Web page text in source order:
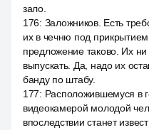
зало.
176: Заложников. Есть
их в чечню под
предложение таково. Их
выпускать. Да, надо их
банду по штабу.
177: Расположившемуся в
видеокамерой молодой
впоследствии станет